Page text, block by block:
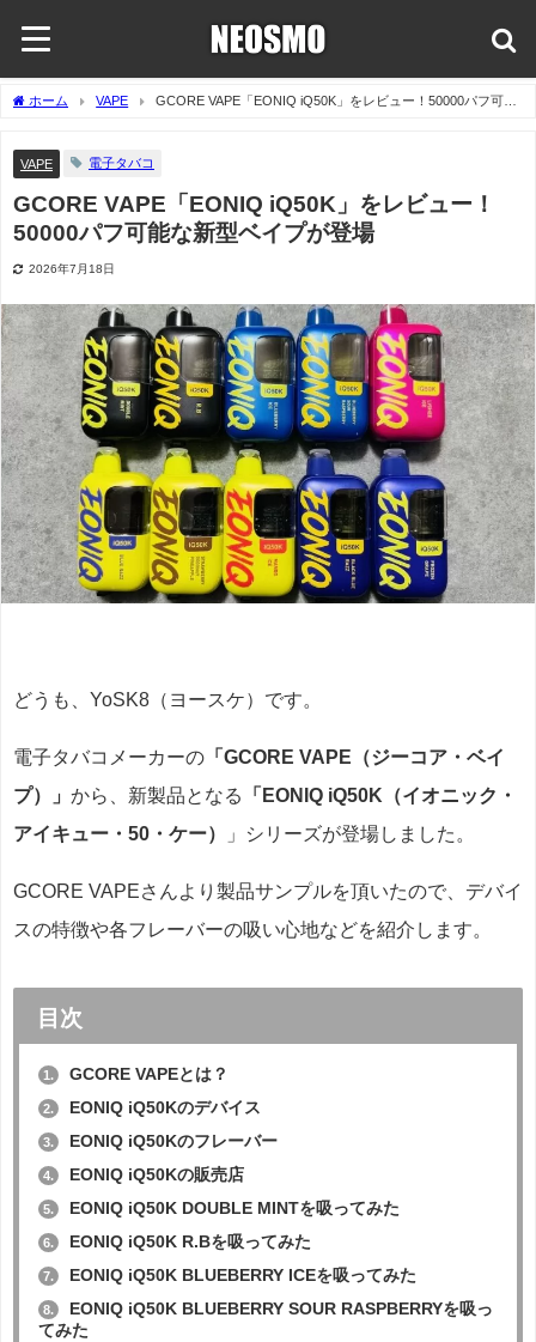
ホーム VAPE
GCORE VAPE「EONIQ iQ50K」をレビュー！50000パフ可能
VAPE 電子タバコ
GCORE VAPE「EONIQ iQ50K」をレビュー！
50000パフ可能な新型ベイプが登場
2026年7月18日
どうも、YoSK8（ヨースケ）です。
電子タバコメーカーの 「GCORE VAPE（ジーコア・ベイ
プ）」 から、新製品となる
「EONIQ iQ50K（イオニック・
アイキュー・50・ケー）
」シリーズが登場しました。
GCORE VAPEさんより製品サンプルを頂いたので、デバイ
スの特徴や各フレーバーの吸い心地などを紹介します。
目次
1. GCORE VAPEとは？
2. EONIQ iQ50Kのデバイス
3. EONIQ iQ50Kのフレーバー
4. EONIQ iQ50Kの販売店
5. EONIQ iQ50K DOUBLE MINTを吸ってみた
6. EONIQ iQ50K R.Bを吸ってみた
7. EONIQ iQ50K BLUEBERRY ICEを吸ってみた
8.
EONIQ iQ50K BLUEBERRY SOUR RASPBERRYを吸っ
てみた